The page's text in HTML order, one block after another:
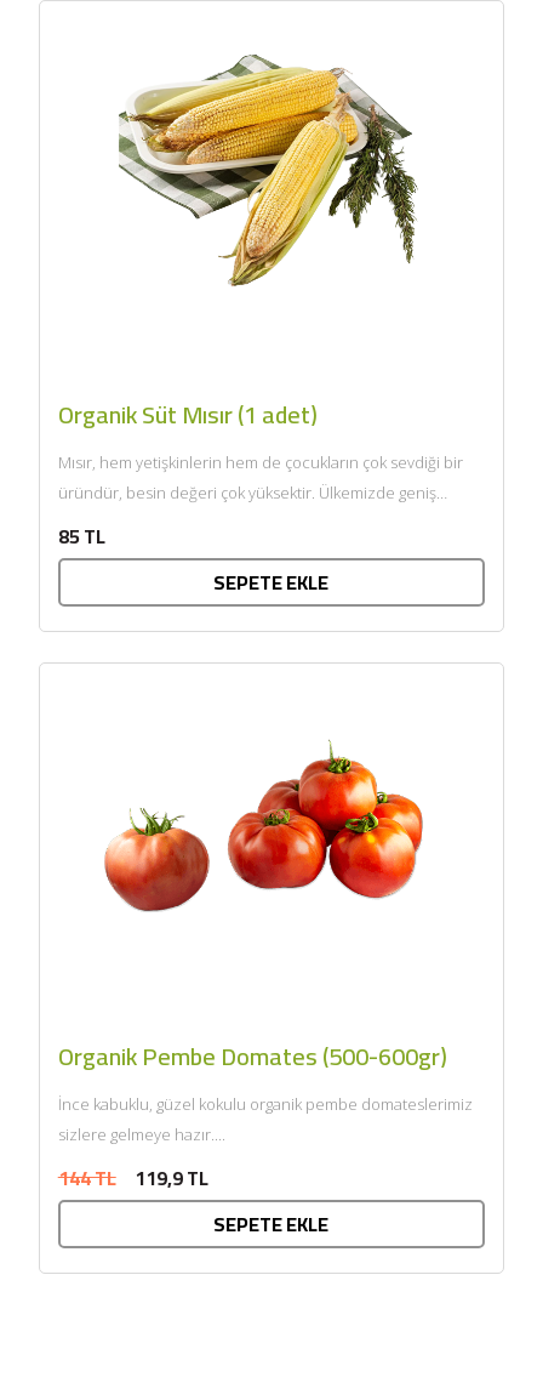
Organik Süt Mısır (1 adet)
Mısır, hem yetişkinlerin hem de çocukların çok sevdiği bir
üründür, besin değeri çok yüksektir. Ülkemizde geniş
85 TL
SEPETE EKLE
Organik Pembe Domates (500-600gr)
İnce kabuklu, güzel kokulu organik pembe domateslerimiz
sizlere gelmeye hazır....
144 TL 119,9 TL
SEPETE EKLE